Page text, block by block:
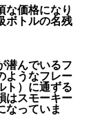
な価格になり
ボトルの名残
潜んでいるフ
ようなフレー
ト）に通ずる
はスモーキー
なっていま